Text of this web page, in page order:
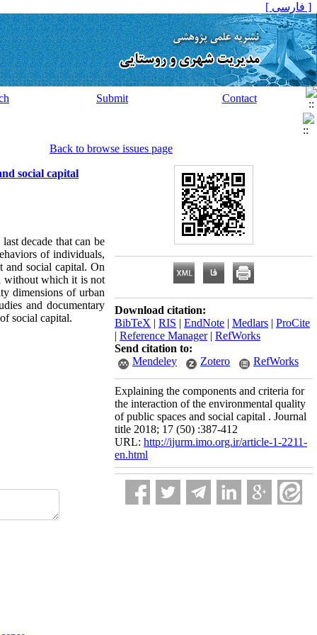
[ فارسی ]
Submit Contact
Back to browse issues page
social capital
decade that can be
of individuals,
and social capital. On
without which it is not
dimensions of urban
and documentary
social capital.
Download citation:
BibTeX | RIS | EndNote | Medlars | ProCite
| Reference Manager| RefWorks
Send citation to:
Mendeley
Zotero RefWorks
Explaining the components and criteria for
the interaction of the environmental quality
of public spaces and social capital . Journal
title 2018; 17 (50) :387-412
URL: http://ijurm.imo.org.ir/article-1-2211-
en.html